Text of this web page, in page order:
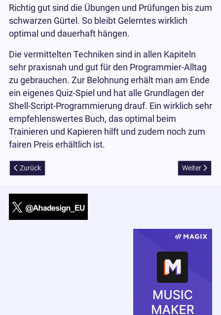
Richtig gut sind die Übungen und Prüfungen bis zum
schwarzen Gürtel. So bleibt Gelerntes wirklich
optimal und dauerhaft hängen.
Die vermittelten Techniken sind in allen Kapiteln
sehr praxisnah und gut für den Programmier-Alltag
zu gebrauchen. Zur Belohnung erhält man am Ende
ein eigenes Quiz-Spiel und hat alle Grundlagen der
Shell-Script-Programmierung drauf. Ein wirklich sehr
empfehlenswertes Buch, das optimal beim
Trainieren und Kapieren hilft und zudem noch zum
fairen Preis erhältlich ist.
Vorheriger Beitrag: Bücher zu Plotten, Stricken, Controlling und IT
Zurück Nächster
Weiter